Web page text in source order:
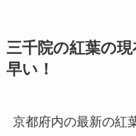
三千院の紅葉の
早い！
京都府内の最新の紅